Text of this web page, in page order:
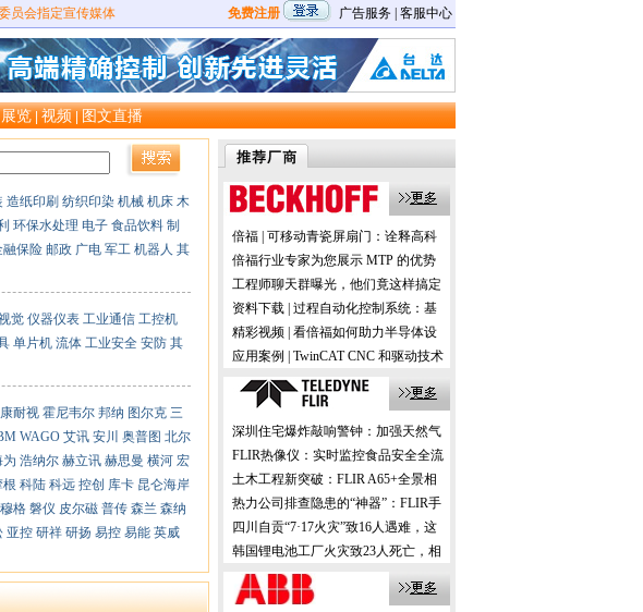
员会指定宣传媒体 免费注册 广告服务 客服中心
展览|视频|图文直播
造纸印刷 纺织印染 机械 机床 木
环保水处理 电子 食品饮料 制
融保险 邮政 广电 军工 机器人 其
觉 仪器仪表 工业通信 工控机
单片机 流体 工业安全 安防 其
康耐视 霍尼韦尔 邦纳 图尔克 三
WAGO 艾讯 安川 奥普图 北尔
为 浩纳尔 赫立讯 赫思曼 横河 宏
根 科陆 科远 控创 库卡 昆仑海岸
穆格 磐仪 皮尔磁 普传 森兰 森纳
亚控 研祥 研扬 易控 易能 英威
倍福 | 可移动青瓷屏扇门：诠释高科
技与历史的交融
倍福行业专家为您展示 MTP 的优势
及应用
工程师聊天群曝光，他们竟这样搞定
机器视觉！
资料下载 | 过程自动化控制系统：基
于 PC 的控制技术
精彩视频 | 看倍福如何助力半导体设
备的国产化
应用案例 | TwinCAT CNC 和驱动技术
在数控机床加工中的应用
深圳住宅爆炸敲响警钟：加强天然气
预防性检测更安全！
FLIR热像仪：实时监控食品安全全流
程，助力提升消费者信任！
土木工程新突破：FLIR A65+全景相
机，创新方案震撼业界！
热力公司排查隐患的“神器”：FLIR手
持式热像仪，高效精准！
四川自贡“7·17火灾”致16人遇难，这
样的事故该如何有效避免？
韩国锂电池工厂火灾致23人死亡，相
关企业该如何有效避免？